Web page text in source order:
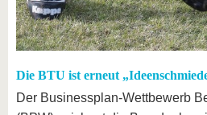
Die BTU ist erneut
Der Businessplan-Wettbewerb